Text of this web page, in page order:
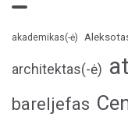
akademikas(-ė)
architektas(-ė)
bareljefas